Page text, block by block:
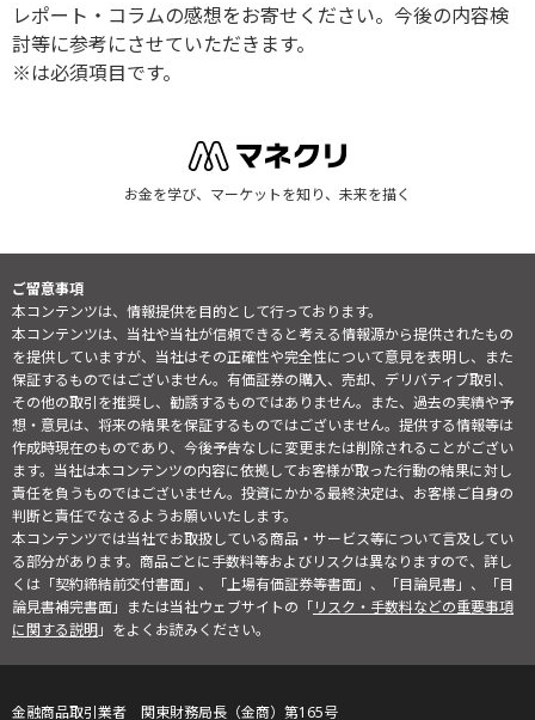
レポート・コラムの感想をお寄せください。今後の内容検
討等に参考にさせていただきます。
※は必須項目です。
お金を学び、マーケットを知り、未来を描く
ご留意事項
本コンテンツは、情報提供を目的として行っております。
本コンテンツは、当社や当社が信頼できると考える情報源から提供されたもの
を提供していますが、当社はその正確性や完全性について意見を表明し、また
保証するものではございません。有価証券の購入、売却、デリバティブ取引、
その他の取引を推奨し、勧誘するものではありません。また、過去の実績や予
想・意見は、将来の結果を保証するものではございません。提供する情報等は
作成時現在のものであり、今後予告なしに変更または削除されることがござい
ます。当社は本コンテンツの内容に依拠してお客様が取った行動の結果に対し
責任を負うものではございません。投資にかかる最終決定は、お客様ご自身の
判断と責任でなさるようお願いいたします。
本コンテンツでは当社でお取扱している商品・サービス等について言及してい
る部分があります。商品ごとに手数料等およびリスクは異なりますので、詳し
くは「契約締結前交付書面」、「上場有価証券等書面」、「目論見書」、「目
論見書補完書面」または当社ウェブサイトの「リスク・手数料などの重要事項
に関する説明」をよくお読みください。
金融商品取引業者 関東財務局長（金商）第165号